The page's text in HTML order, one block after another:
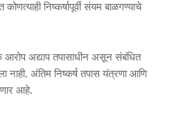
निष्कर्षापूर्वी संयम बाळगण्याचे
अद्याप तपासाधीन असून संबंधित
नाही. अंतिम निष्कर्ष तपास यंत्रणा आणि
आहे.